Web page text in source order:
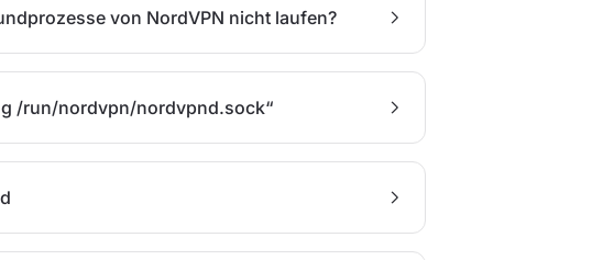
von NordVPN nicht laufen?
/run/nordvpn/nordvpnd.sock“